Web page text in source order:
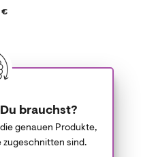
€
brauchst?
genauen Produkte,
zugeschnitten sind.